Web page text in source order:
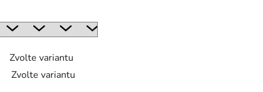
Zvolte variantu
Zvolte variantu